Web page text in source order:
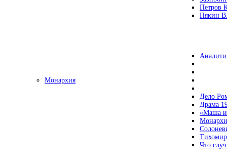
Петров
Пякин
Монархия
Дело
Драма
«Маша и
Что